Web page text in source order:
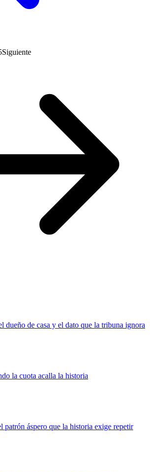
Siguiente
dueño de casa y el dato que la tribuna ignora
la cuota acalla la historia
patrón áspero que la historia exige repetir